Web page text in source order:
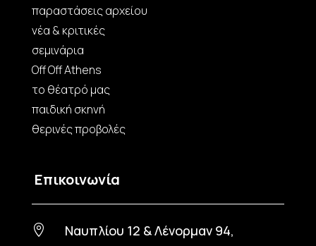
παραστάσεις αρχείου
νέα & κριτικές
σεμινάρια
Off Off Athens
το θέατρό μας
παιδική σκηνή
θερινές προβολές
Επικοινωνία
 Ναυπλίου 12 & Λένορμαν 94,